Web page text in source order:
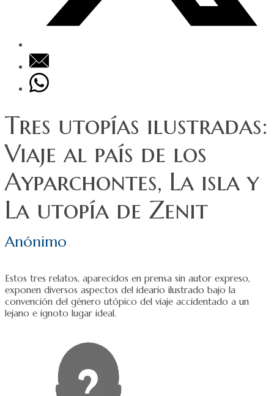
Tres utopías ilustradas:
Viaje al país de los
Ayparchontes, La isla y
La utopía de Zenit
Anónimo
Estos tres relatos, aparecidos en prensa sin autor expreso,
exponen diversos aspectos del ideario ilustrado bajo la
convención del género utópico del viaje accidentado a un
lejano e ignoto lugar ideal.